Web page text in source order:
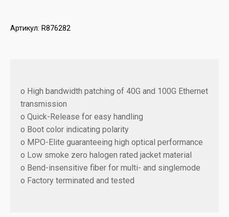
Артикул: R876282
o High bandwidth patching of 40G and 100G Ethernet
transmission
o Quick-Release for easy handling
o Boot color indicating polarity
o MPO-Elite guaranteeing high optical performance
o Low smoke zero halogen rated jacket material
o Bend-insensitive fiber for multi- and singlemode
o Factory terminated and tested